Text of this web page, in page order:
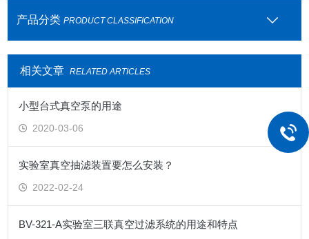
产品分类 PRODUCT CLASSIFICATION
相关文章 RELATED ARTICLES
小型台式真空泵的用途
2020-03-06
实验室真空抽滤装置要怎么安装？
2022-02-24
BV-321-A实验室三联真空过滤系统的用途和特点